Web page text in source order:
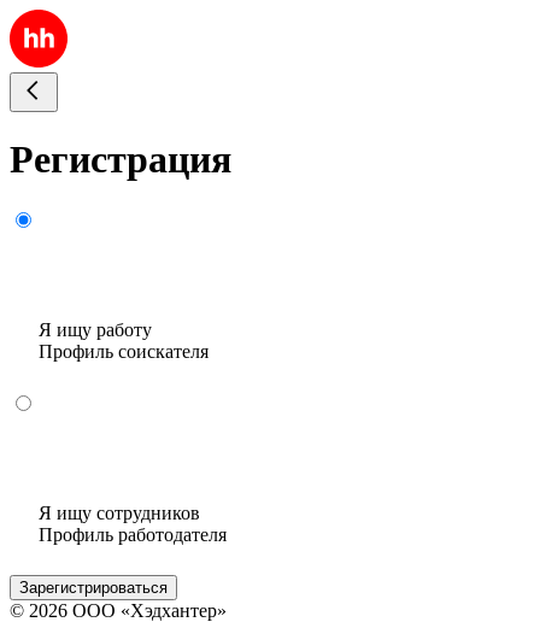
Регистрация
Я ищу работу
Профиль соискателя
Я ищу сотрудников
Профиль работодателя
Зарегистрироваться
© 2026 ООО «Хэдхантер»